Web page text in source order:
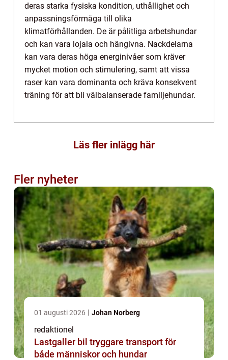
deras starka fysiska kondition, uthållighet och
anpassningsförmåga till olika
klimatförhållanden. De är pålitliga arbetshundar
och kan vara lojala och hängivna. Nackdelarna
kan vara deras höga energinivåer som kräver
mycket motion och stimulering, samt att vissa
raser kan vara dominanta och kräva konsekvent
träning för att bli välbalanserade familjehundar.
Läs fler inlägg här
Fler nyheter
01 augusti 2026 Johan Norberg
redaktionel
Lastgaller bil tryggare transport för
både människor och hundar